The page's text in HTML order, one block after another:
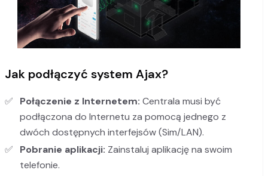
Jak podłączyć system Ajax?
Połączenie z Internetem: Centrala musi być
podłączona do Internetu za pomocą jednego z
dwóch dostępnych interfejsów (Sim/LAN).
Pobranie aplikacji: Zainstaluj aplikację na swoim
telefonie.